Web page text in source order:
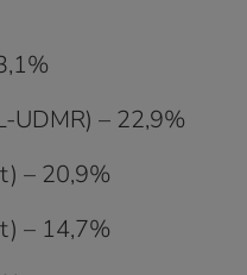
UDMR) – 22,9%
– 20,9%
– 14,7%